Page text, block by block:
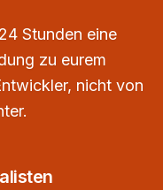
Stunden eine
zu eurem
nicht von